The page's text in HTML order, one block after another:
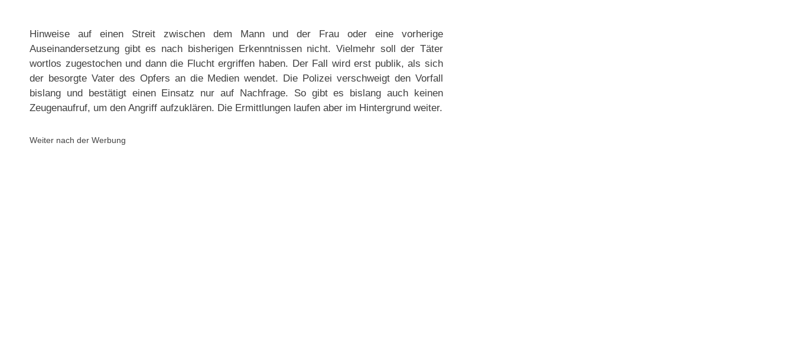
Hinweise auf einen Streit zwischen dem Mann und der Frau oder eine vorherige
Auseinandersetzung gibt es nach bisherigen Erkenntnissen nicht. Vielmehr soll der Täter
wortlos zugestochen und dann die Flucht ergriffen haben. Der Fall wird erst publik, als sich
der besorgte Vater des Opfers an die Medien wendet. Die Polizei verschweigt den Vorfall
bislang und bestätigt einen Einsatz nur auf Nachfrage. So gibt es bislang auch keinen
Zeugenaufruf, um den Angriff aufzuklären. Die Ermittlungen laufen aber im Hintergrund weiter.
Weiter nach der Werbung